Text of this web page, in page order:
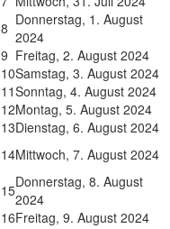
8 Donnerstag, 1. August
2024
9 Freitag, 2. August 2024
10Samstag, 3. August 2024
11Sonntag, 4. August 2024
12Montag, 5. August 2024
13Dienstag, 6. August 2024
14Mittwoch, 7. August 2024
15Donnerstag, 8. August
2024
16Freitag, 9. August 2024